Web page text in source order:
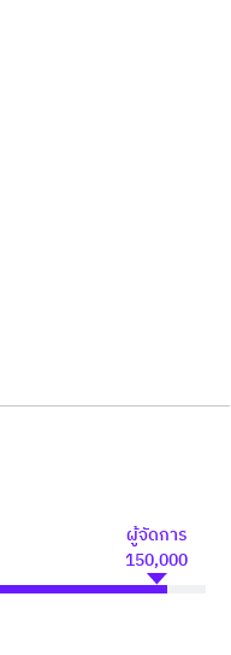
ผู้จัดการ
150,000